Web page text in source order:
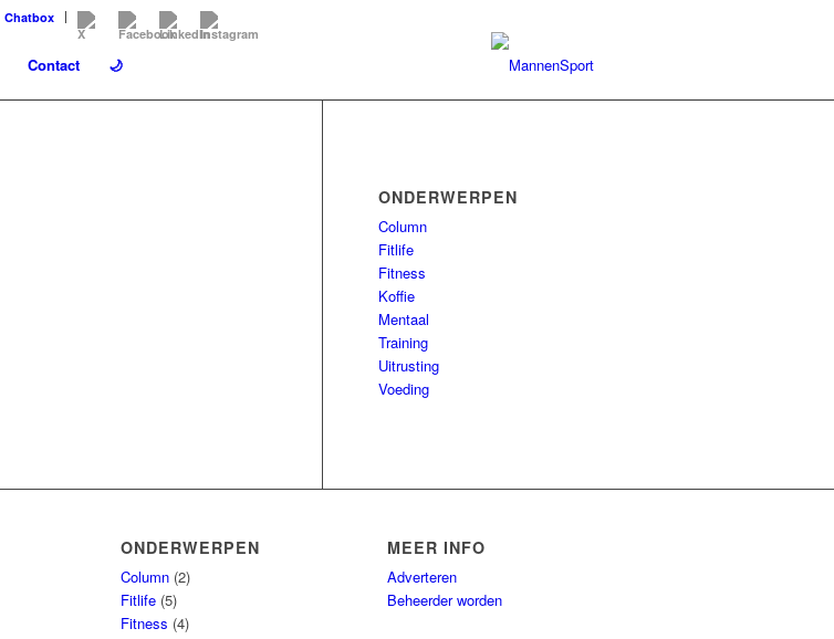
Chatbox
Contact 🌙
ONDERWERPEN
Column
Fitlife
Fitness
Koffie
Mentaal
Training
Uitrusting
Voeding
ONDERWERPEN
Column (2)
Fitlife (5)
Fitness (4)
MEER INFO
Adverteren
Beheerder worden